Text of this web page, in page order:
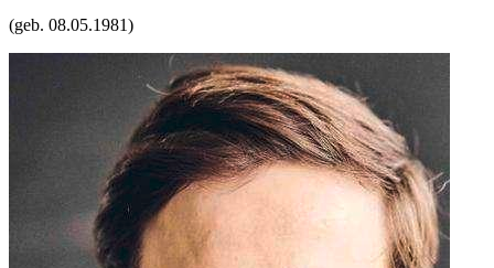
(geb. 08.05.1981)